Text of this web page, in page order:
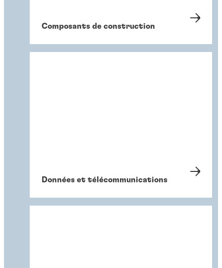
Composants de construction
Données et télécommunications